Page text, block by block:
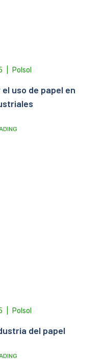
Polsol
uso de papel en
Polsol
del papel